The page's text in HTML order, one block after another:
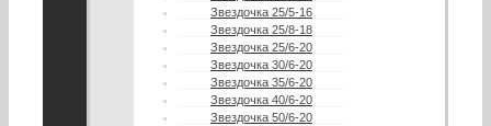
Звездочка 25/5-16
Звездочка 25/8-18
Звездочка 25/6-20
Звездочка 30/6-20
Звездочка 35/6-20
Звездочка 40/6-20
Звездочка 50/6-20